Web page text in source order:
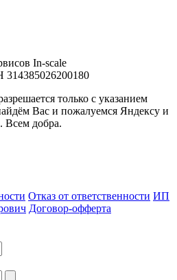
In-scale
только с указанием
Вас и пожалуемся Яндексу и
Всем добра.
Отказ от ответственности ИП
Договор-офферта